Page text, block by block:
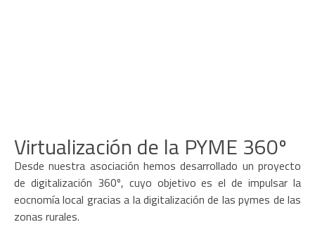
Virtualización de la PYME 360º
Desde nuestra asociación hemos desarrollado un proyecto
de digitalización 360º, cuyo objetivo es el de impulsar la
eocnomía local gracias a la digitalización de las pymes de las
zonas rurales.